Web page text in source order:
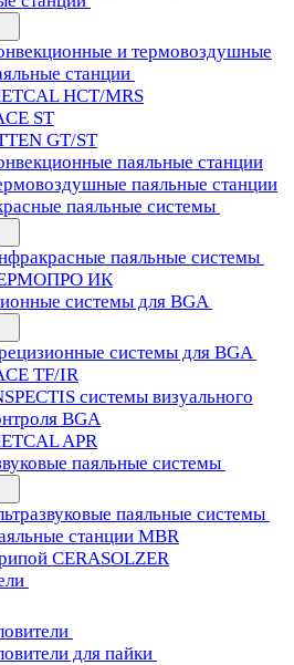
и термовоздушные
станции
HCT/MRS
ST
GT/ST
паяльные станции
паяльные станции
паяльные системы
паяльные системы
ИК
системы для BGA
системы для BGA
TF/IR
системы визуального
BGA
APR
паяльные системы
паяльные системы
станции MBR
CERASOLZER
для пайки